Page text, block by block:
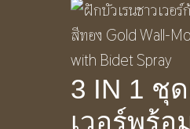
3 IN 1 ชุ
เวอร์พร้